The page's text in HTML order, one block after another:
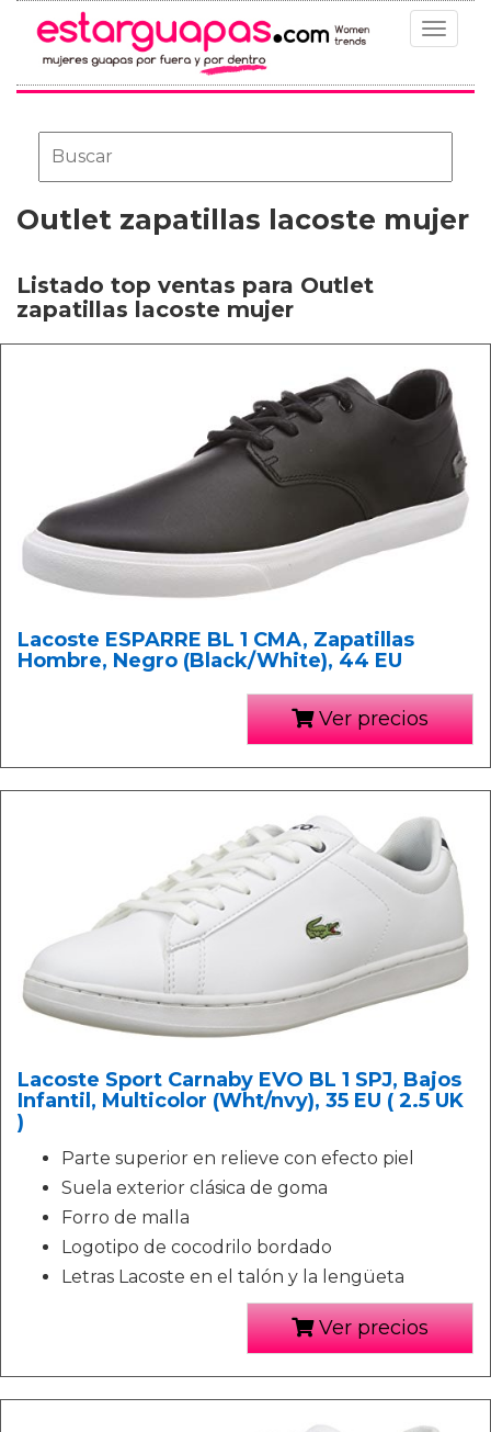
Toggle
Outlet zapatillas lacoste mujer
Listado top ventas para Outlet
zapatillas lacoste mujer
Lacoste ESPARRE BL 1 CMA, Zapatillas
Hombre, Negro (Black/White), 44 EU
Ver precios
Lacoste Sport Carnaby EVO BL 1 SPJ, Bajos
Infantil, Multicolor (Wht/nvy), 35 EU ( 2.5 UK
)
Parte superior en relieve con efecto piel
Suela exterior clásica de goma
Forro de malla
Logotipo de cocodrilo bordado
Letras Lacoste en el talón y la lengüeta
Ver precios